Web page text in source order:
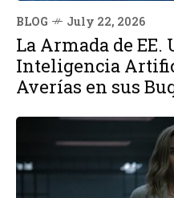
BLOG July 22, 2026
La Armada de EE.
Inteligencia
Averías en sus